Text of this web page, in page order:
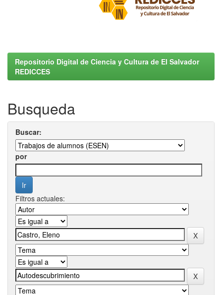
Repositorio Digital de Ciencia y Cultura de El Salvador
REDICCES
Busqueda
Buscar:
por
Filtros actuales: